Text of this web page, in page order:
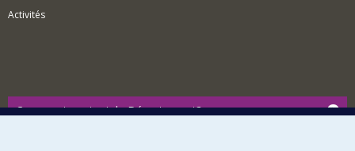
Activités
Comment soutenir le Département?